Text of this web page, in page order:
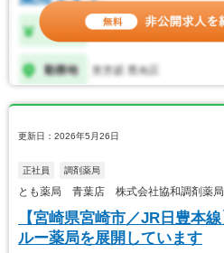
更新日：2026年5月26日
正社員 調剤薬局
とも薬局 青葉店 株式会社協和調剤薬局
【宮崎県宮崎市／JR日豊本
ルー薬局を展開しています